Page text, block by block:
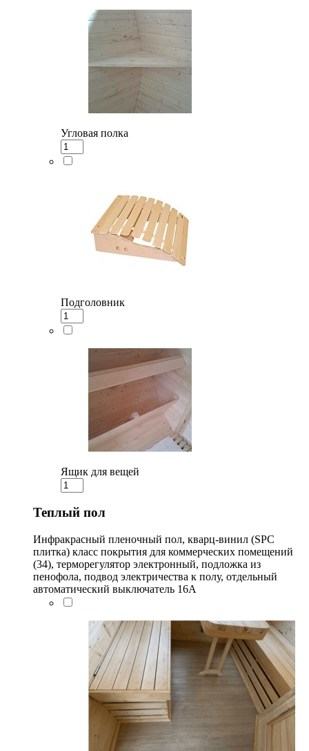
Угловая полка
Подголовник
Ящик для вещей
Теплый пол
Инфракрасный пленочный пол, кварц-винил (SPC
плитка) класс покрытия для коммерческих помещений
(34), терморегулятор электронный, подложка из
пенофола, подвод электричества к полу, отдельный
автоматический выключатель 16А